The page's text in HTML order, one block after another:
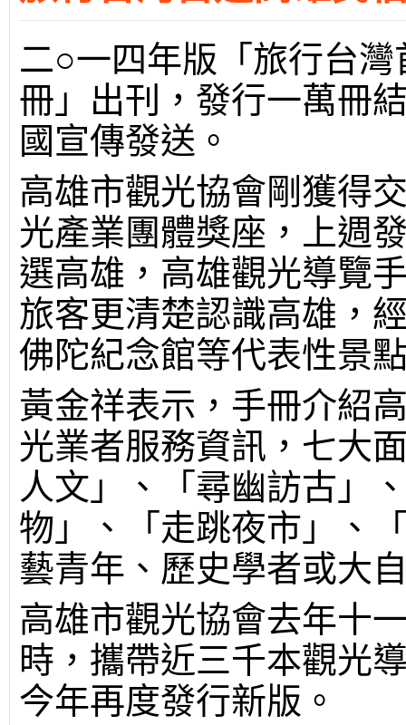
二○一四年版「旅行台
冊」出刊，發行一萬冊
國宣傳發送。
高雄市觀光協會剛獲得
光產業團體獎座，上週
選高雄，高雄觀光導覽
旅客更清楚認識高雄，
佛陀紀念館等代表性景
黃金祥表示，手冊介紹
光業者服務資訊，七大
人文」、「尋幽訪古」
物」、「走跳夜市」、
藝青年、歷史學者或大
高雄市觀光協會去年十
時，攜帶近三千本觀光
今年再度發行新版。